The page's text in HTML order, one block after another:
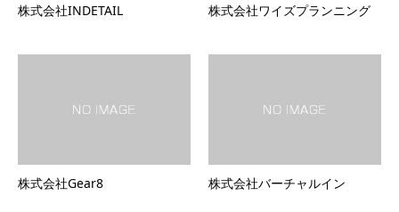
株式会社INDETAIL 株式会社ワイズプランニング
株式会社Gear8 株式会社バーチャルイン